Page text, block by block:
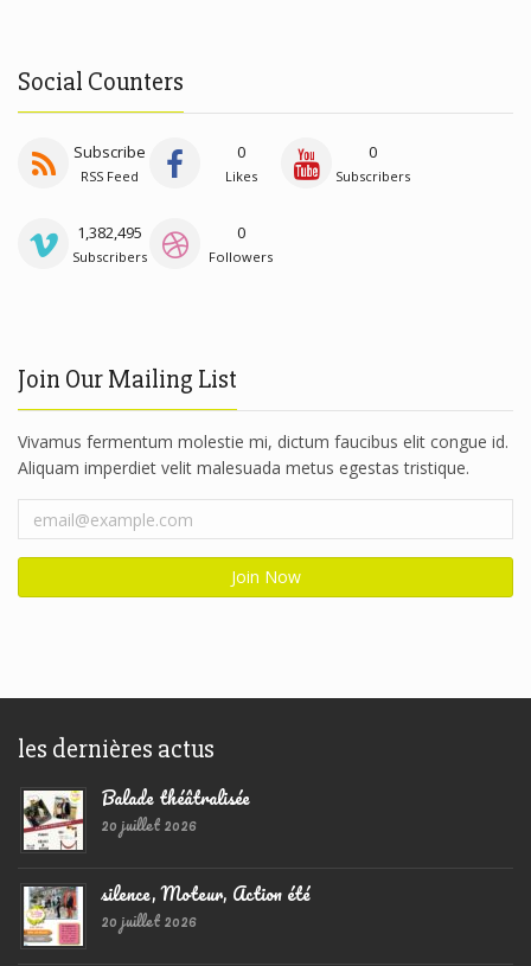
Social Counters
Subscribe
RSS Feed
0
Likes
0
Subscribers
1,382,495
Subscribers
0
Followers
Join Our Mailing List
Vivamus fermentum molestie mi, dictum faucibus elit congue id.
Aliquam imperdiet velit malesuada metus egestas tristique.
les dernières actus
Balade théâtralisée
20 juillet 2026
silence, Moteur, Action été
20 juillet 2026